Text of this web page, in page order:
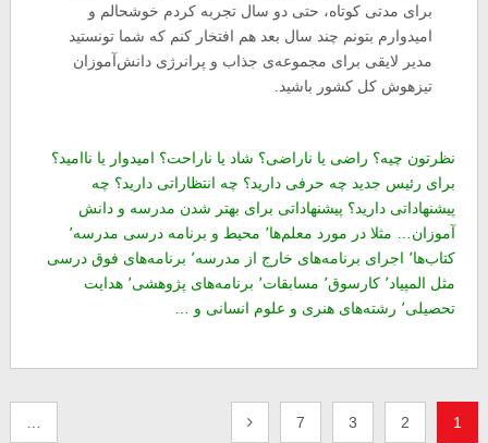
برای مدتی کوتاه، حتی دو سال تجربه کردم خوشحالم و
امیدوارم بتونم چند سال بعد هم افتخار کنم که شما تونستید
مدیر لایقی برای مجموعه‌ی جذاب و پرانرژی دانش‌آموزان
تیزهوش کل کشور باشید.
نظرتون چیه؟ راضی یا ناراضی؟ شاد یا ناراحت؟ امیدوار یا ناامید؟
برای رئیس جدید چه حرفی دارید؟ چه انتظاراتی دارید؟ چه
پیشنهاداتی دارید؟ پیشنهاداتی برای بهتر شدن مدرسه و دانش
آموزان… مثلا در مورد معلم‌ها٬ محیط و برنامه درسی مدرسه٬
کتاب‌ها٬ اجرای برنامه‌های خارج از مدرسه٬ برنامه‌های فوق درسی
مثل المپیاد٬ کارسوق٬ مسابقات٬ برنامه‌های پژوهشی٬ هدایت
تحصیلی٬ رشته‌های هنری و علوم انسانی و …
صفحه‌بندی
1
2
3
7